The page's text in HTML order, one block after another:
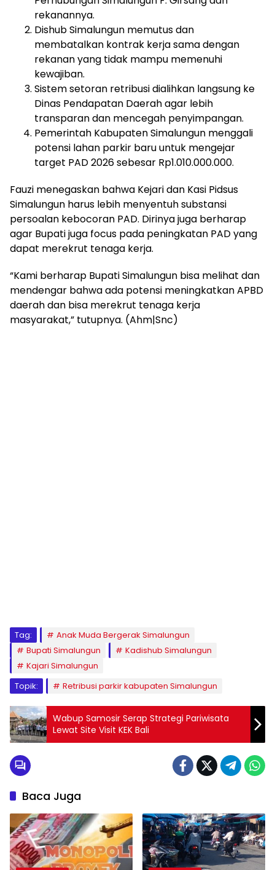
rekanannya.
Dishub Simalungun memutus dan
membatalkan kontrak kerja sama dengan
rekanan yang tidak mampu memenuhi
kewajiban.
Sistem setoran retribusi dialihkan langsung ke
Dinas Pendapatan Daerah agar lebih
transparan dan mencegah penyimpangan.
Pemerintah Kabupaten Simalungun menggali
potensi lahan parkir baru untuk mengejar
target PAD 2026 sebesar Rp1.010.000.000.
Fauzi menegaskan bahwa Kejari dan Kasi Pidsus
Simalungun harus lebih menyentuh substansi
persoalan kebocoran PAD. Dirinya juga berharap
agar Bupati juga focus pada peningkatan PAD yang
dapat merekrut tenaga kerja.
“Kami berharap Bupati Simalungun bisa melihat dan
mendengar bahwa ada potensi meningkatkan APBD
daerah dan bisa merekrut tenaga kerja
masyarakat,” tutupnya. (Ahm|Snc)
Tag:
Anak Muda Bergerak Simalungun
Bupati Simalungun
Kadishub Simalungun
Kajari Simalungun
Topik:
Retribusi parkir kabupaten Simalungun
Wabup Samosir Serap Strategi Pariwisata
Lewat Site Visit KEK Bali
Baca Juga